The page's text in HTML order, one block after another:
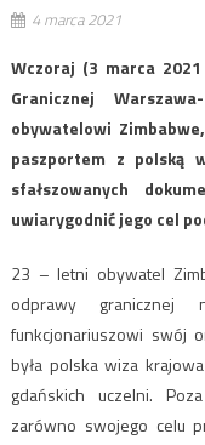
4 marca 2021
Wczoraj (3 marca
Granicznej
obywatelowi
paszportem z polską
sfałszowanych
uwiarygodnić jego cel
23 – letni obywatel
odprawy granicznej
funkcjonariuszowi swój
była polska wiza
gdańskich uczelni.
zarówno swojego celu